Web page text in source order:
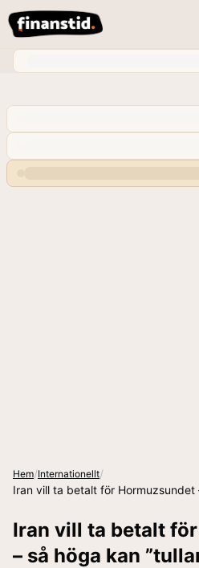
Hem/Internationellt/
Iran vill ta betalt för Hormuzsundet
Iran vill ta betalt
– så höga kan